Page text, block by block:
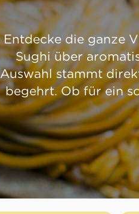
Entdecke die ganze
Sughi über
Auswahl stammt
begehrt. Ob für ein